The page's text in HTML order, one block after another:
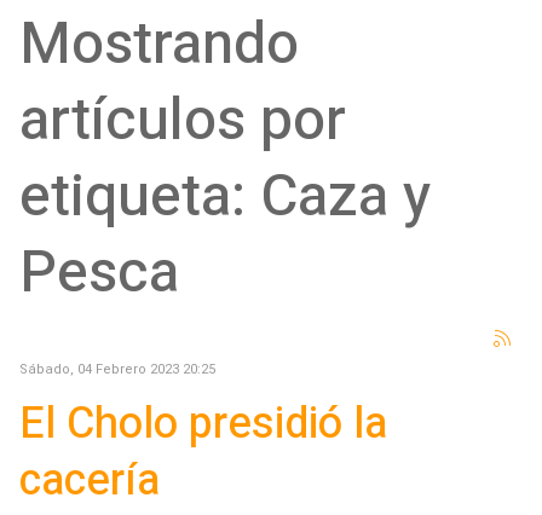
Mostrando
artículos por
etiqueta: Caza y
Pesca
Sábado, 04 Febrero 2023 20:25
El Cholo presidió la
cacería